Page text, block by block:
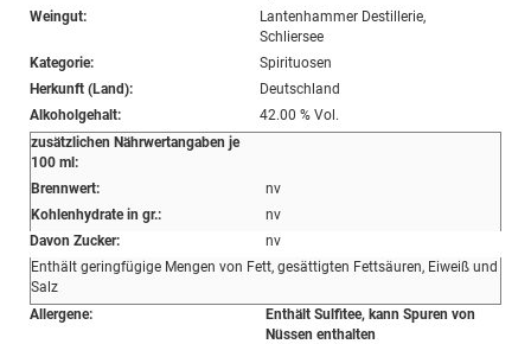
Weingut:
Lantenhammer Destillerie,
Schliersee
Kategorie:
Spirituosen
Herkunft (Land):
Deutschland
Alkoholgehalt:
42.00 % Vol.
zusätzlichen Nährwertangaben je
100 ml:
Brennwert:
nv
Kohlenhydrate in gr.:
nv
Davon Zucker:
nv
Enthält geringfügige Mengen von Fett, gesättigten Fettsäuren, Eiweiß und
Salz
Allergene:
Enthält Sulfitee, kann Spuren von
Nüssen enthalten